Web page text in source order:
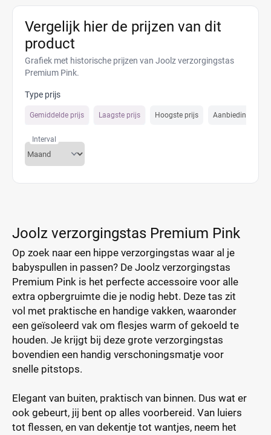
Vergelijk hier de prijzen van dit
product
Grafiek met historische prijzen van Joolz verzorgingstas
Premium Pink.
Type prijs
Gemiddelde prijs Laagste prijs Hoogste prijs Aanbiedings prijs
Interval
Joolz verzorgingstas Premium Pink
Op zoek naar een hippe verzorgingstas waar al je
babyspullen in passen? De Joolz verzorgingstas
Premium Pink is het perfecte accessoire voor alle
extra opbergruimte die je nodig hebt. Deze tas zit
vol met praktische en handige vakken, waaronder
een geïsoleerd vak om flesjes warm of gekoeld te
houden. Je krijgt bij deze grote verzorgingstas
bovendien een handig verschoningsmatje voor
snelle pitstops.
Elegant van buiten, praktisch van binnen. Dus wat er
ook gebeurt, jij bent op alles voorbereid. Van luiers
tot flessen, en van dekentje tot wantjes, neem het